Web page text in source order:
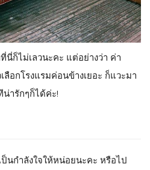
ก็ไม่เลวนะคะ แต่อย่างว่า ค่า
อกโรงแรมค่อนข้างเยอะ ก็แวะมา
ารักๆก็ได้ค่ะ!
นกำลังใจให้หน่อยนะคะ หรือไป